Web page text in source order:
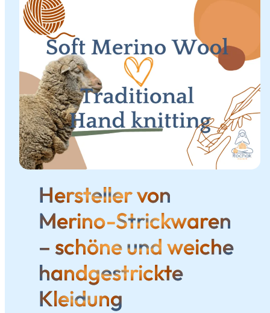
Hersteller von
Merino-Strickwaren
– schöne und weiche
handgestrickte
Kleidung